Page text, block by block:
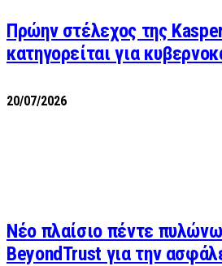
Πρώην στέλεχος της
κατηγορείται για
20/07/2026
Νέο πλαίσιο πέντε
BeyondTrust για την